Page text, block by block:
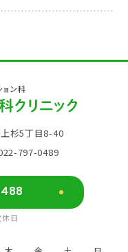
杉5丁目8-40
797-0489
日